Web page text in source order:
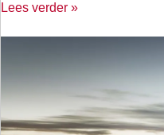
Lees verder »